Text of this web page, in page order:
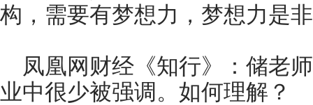
构，需要有梦想力，梦想力是
凤凰网财经《知行》：储老
业中很少被强调。如何理解？